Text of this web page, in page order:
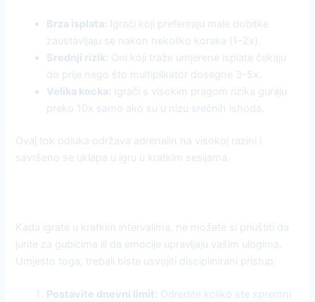
Brza isplata: Igrači koji preferiraju male dobitke
zaustavljaju se nakon nekoliko koraka (1–2x).
Srednji rizik: Oni koji traže umjerene isplate čekaju
do prije nego što multiplikator dosegne 3–5x.
Velika kocka: Igrači s visokim pragom rizika guraju
preko 10x samo ako su u nizu srećnih ishoda.
Ovaj tok odluka održava adrenalin na visokoj razini i
savršeno se uklapa u igru u kratkim sesijama.
Kada igrate u kratkim intervalima, ne možete si priuštiti da
jurite za gubicima ili da emocije upravljaju vašim ulogima.
Umjesto toga, trebali biste usvojiti disciplinirani pristup:
Postavite dnevni limit: Odredite koliko ste spremni